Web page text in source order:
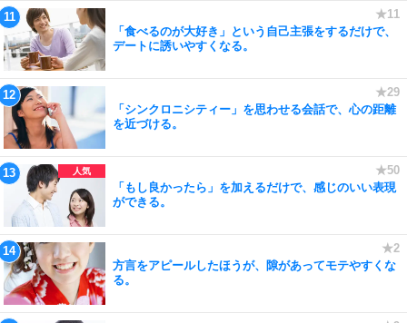
「食べるのが大好き」という自己主張をするだけで、
デートに誘いやすくなる。
「シンクロニシティー」を思わせる会話で、心の距離
を近づける。
「もし良かったら」を加えるだけで、感じのいい表現
ができる。
方言をアピールしたほうが、隙があってモテやすくな
る。